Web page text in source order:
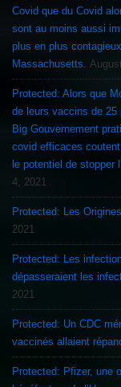
Covid que du Covid
sont au moins aussi
plus en plus
Massachusetts.
Protected: Alors que
de leurs vaccins de 25
Big Gouvernement
covid efficaces coutent
le potentiel de stopper
4, 2021
Protected: Les
2021
Protected: Les
dépasseraient les
2021
Protected: Un CDC
vaccinés allaient
Protected: Pfizer, une